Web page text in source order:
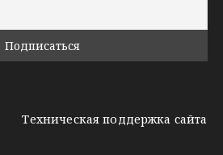
Техническая поддержка сайта